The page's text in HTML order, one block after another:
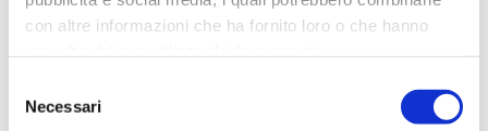
con altre informazioni che ha fornito loro o che hanno
delNecessari